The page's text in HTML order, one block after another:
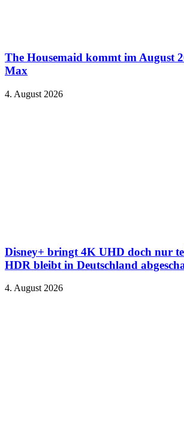
The Housemaid kommt im August
Max
4. August 2026
Disney+ bringt 4K UHD doch nur
HDR bleibt in Deutschland
4. August 2026